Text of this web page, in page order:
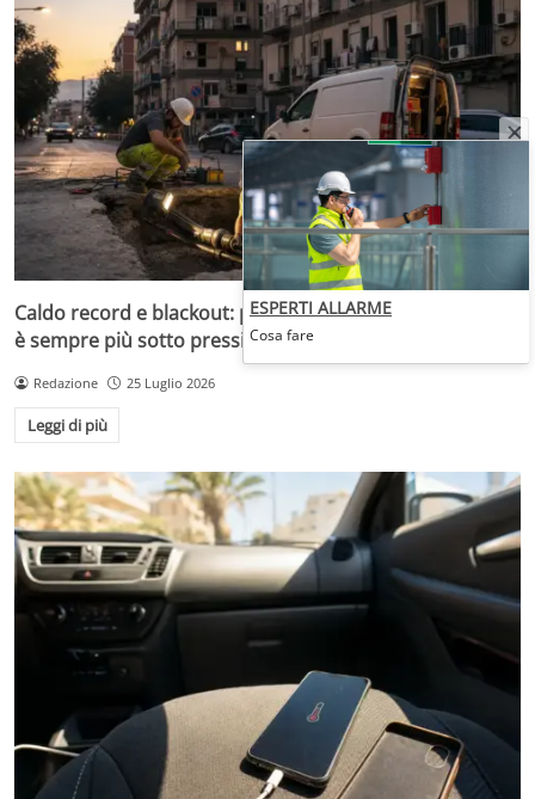
Caldo record e blackout: perché la rete elettrica italiana
è sempre più sotto pressione
Redazione 25 Luglio 2026
Leggi di più
ESPERTI ALLARME
Cosa fare